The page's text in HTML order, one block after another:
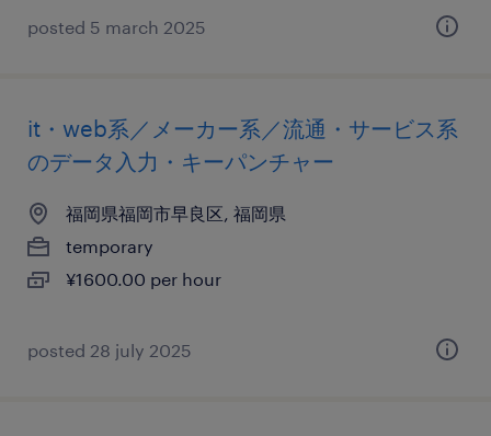
posted 5 march 2025
it・web系／メーカー系／流通・サービス系
のデータ入力・キーパンチャー
福岡県福岡市早良区, 福岡県
temporary
¥1600.00 per hour
posted 28 july 2025